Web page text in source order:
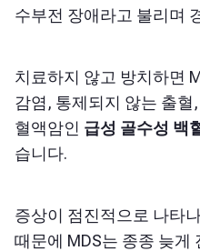
수부전 장애라고 불리며
치료하지 않고 방치하면
감염, 통제되지 않는 출혈
혈액암인 급성 골수성 백
습니다.
증상이 점진적으로 나타
때문에 MDS는 종종 늦게